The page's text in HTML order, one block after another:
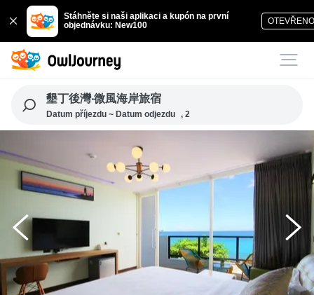
Stáhněte si naši aplikaci a kupón na první
objednávku: New100
墾丁後灣‧微風海岸旅宿
Datum příjezdu ~ Datum odjezdu , 2